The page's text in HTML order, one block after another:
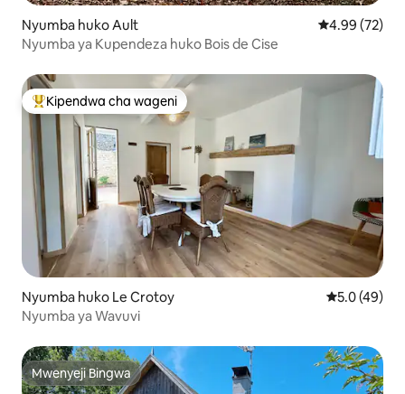
Nyumba huko Ault Ukadiriaji wa
4.99 (72)
Nyumba ya Kupendeza huko Bois de Cise
Kipendwa maarufu cha wageni
Kipendwa cha wageni
Nyumba huko Le Crotoy Ukadiriaji
5.0 (49)
Nyumba ya Wavuvi
Mwenyeji Bingwa
Mwenyeji Bingwa